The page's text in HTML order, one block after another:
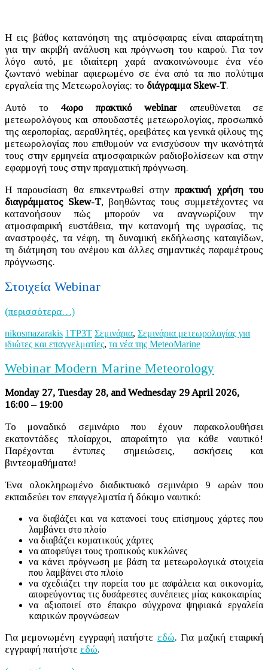
Η εις βάθος κατανόηση της ατμόσφαιρας είναι απαραίτητη
για την ακριβή ανάλυση και πρόγνωση του καιρού. Για τον
λόγο αυτό, με ιδιαίτερη χαρά ανακοινώνουμε ένα νέο
ζωντανό webinar αφιερωμένο σε ένα από τα πιο πολύτιμα
εργαλεία της Μετεωρολογίας: το διάγραμμα Skew-T.
Αυτό το 4ωρο πρακτικό webinar απευθύνεται σε
μετεωρολόγους και σπουδαστές μετεωρολογίας, προσωπικό
της αεροπορίας, αεραθλητές, ορειβάτες και γενικά φίλους της
μετεωρολογίας που επιθυμούν να ενισχύσουν την ικανότητά
τους στην ερμηνεία ατμοσφαιρικών ραδιοβολίσεων και στην
εφαρμογή τους στην πραγματική πρόγνωση.
Η παρουσίαση θα επικεντρωθεί στηνπρακτική χρήση του
διαγράμματος Skew-T, βοηθώντας τους συμμετέχοντες να
κατανοήσουν πώς μπορούν να αναγνωρίζουν την
ατμοσφαιρική ευστάθεια, την κατανομή της υγρασίας, τις
αναστροφές, τα νέφη, τη δυναμική εκδήλωσης καταιγίδων,
τη διάτμηση του ανέμου και άλλες σημαντικές παραμέτρους
πρόγνωσης.
Στοιχεία Webinar
(περισσότερα…)
nikosmazarakis 1ΤΡ3Τ Σεμινάρια, Σεμινάρια μετεωρολογίας για
ιδιώτες και επαγγελματίες, τα νέα της MeteoMarine
Webinar Modern Marine Meteorology
Monday 27, Tuesday 28, and Wednesday 29 April 2026,
16:00 – 19:00
Το μοναδικό σεμινάριο που έχουν παρακολουθήσει
εκατοντάδες πλοίαρχοι, απαραίτητο για κάθε ναυτικό!
Παρέχονται έντυπες σημειώσεις, ασκήσεις και
βιντεομαθήματα!
Ένα ολοκληρωμένο διαδικτυακό σεμινάριο 9 ωρών που
εκπαιδεύει τον επαγγελματία ή δόκιμο ναυτικό:
να διαβάζει και να κατανοεί τους επίσημους χάρτες που
λαμβάνει στο πλοίο
να διαβάζει κυματικούς χάρτες
να αποφεύγει τους τροπικούς κυκλώνες
να κάνει πρόγνωση με βάση τα μετεωρολογικά στοιχεία
που λαμβάνει στο πλοίο
να σχεδιάζει την πορεία του με ασφάλεια και οικονομία,
αποφεύγοντας τις δυσάρεστες συνέπειες μίας κακοκαιρίας
να αξιοποιεί στο έπακρο σύγχρονα ψηφιακά εργαλεία
καιρικών προγνώσεων
Για μεμονωμένη εγγραφή πατήστε εδώ. Για μαζική εταιρική
εγγραφή πατήστε εδώ.